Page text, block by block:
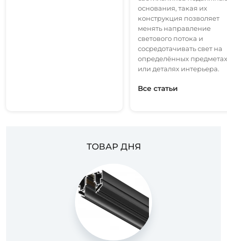
основания, такая их
конструкция позволяет
менять направление
светового потока и
сосредотачивать свет на
определённых предметах
или деталях интерьера.
Все статьи
ТОВАР ДНЯ